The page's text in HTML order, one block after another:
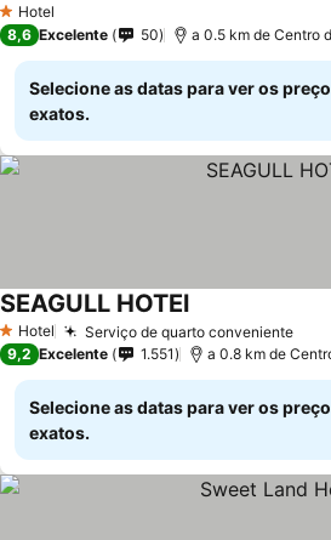
1 Estrelas
Hotel
8,6 Excelente 50 a 0.5 km de Centro
Selecione as datas para ver os
exatos.
1 Estrelas
Hotel Serviço de quarto conveniente
SEAGULL HOTEl
9,2 Excelente 1.551 a 0.8 km de
Selecione as datas para ver os
exatos.